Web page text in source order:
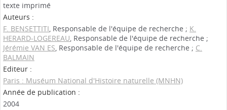
texte imprimé
Auteurs :
F. BENSETTITI, Responsable de l'équipe de recherche ; K.
HERARD-LOGEREAU, Responsable de l'équipe de recherche ;
Jérémie VAN ES, Responsable de l'équipe de recherche ; C.
BALMAIN
Editeur :
Paris : Muséum National d'Histoire naturelle (MNHN)
Année de publication :
2004